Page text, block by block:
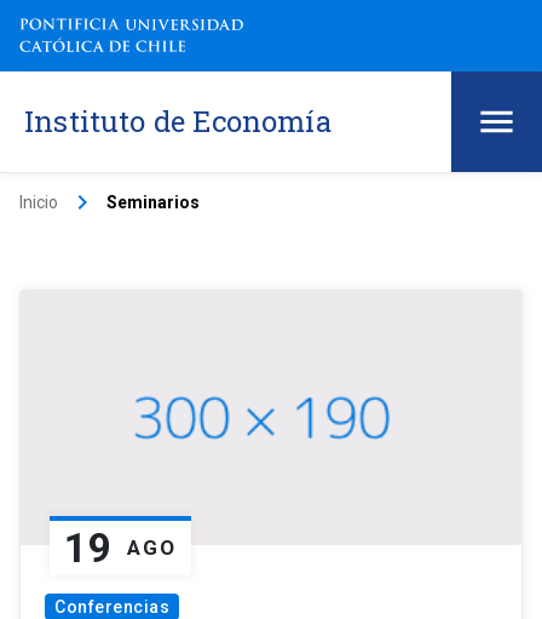
Instituto de Economía
Inicio keyboard_arrow_right Seminarios
19 AGO
Conferencias